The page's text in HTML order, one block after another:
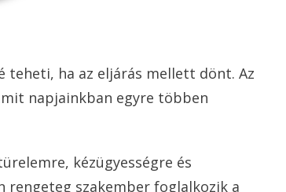
teheti, ha az eljárás mellett dönt. Az
napjainkban egyre többen
kézügyességre és
rengeteg szakember foglalkozik a